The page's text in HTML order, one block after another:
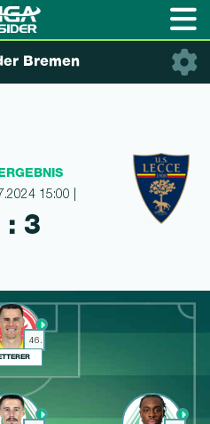
Bremen
15:00 |
: 3
46.